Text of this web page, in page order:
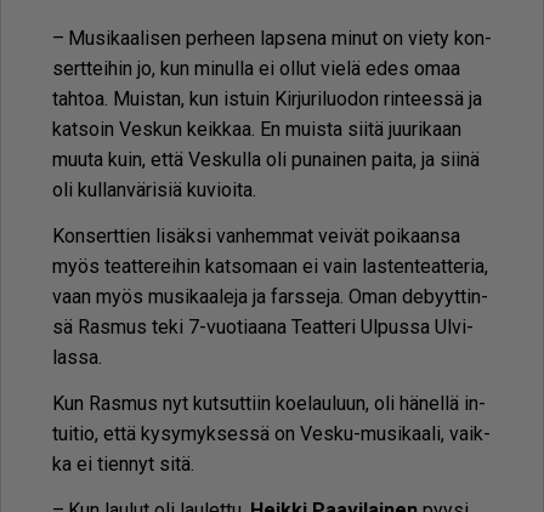
– Mu­si­kaa­li­sen per­heen lap­se­na mi­nut on vie­ty kon­
sert­tei­hin jo, kun mi­nul­la ei ol­lut vie­lä edes omaa
tah­toa. Muis­tan, kun is­tuin Kir­ju­ri­luo­don rin­tees­sä ja
kat­soin Ves­kun keik­kaa. En muis­ta sii­tä juu­ri­kaan
muu­ta kuin, et­tä Ves­kul­la oli pu­nai­nen pai­ta, ja sii­nä
oli kul­lan­vä­ri­siä ku­vi­oi­ta.
Kon­sert­tien li­säk­si van­hem­mat vei­vät poi­kaan­sa
myös te­at­te­rei­hin kat­so­maan ei vain las­ten­te­at­te­ria,
vaan myös mu­si­kaa­le­ja ja fars­se­ja. Oman de­byyt­tin­
sä Ras­mus teki 7-vuo­ti­aa­na Te­at­te­ri Ul­pus­sa Ul­vi­
las­sa.
Kun Ras­mus nyt kut­sut­tiin ko­e­lau­luun, oli hä­nel­lä in­
tui­tio, et­tä ky­sy­myk­ses­sä on Ves­ku-mu­si­kaa­li, vaik­
ka ei tien­nyt sitä.